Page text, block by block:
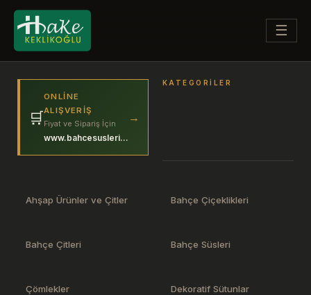
☰
🛒
ONLINE
ALIŞVERIŞ
Fiyat ve Sipariş İçin
www.bahcesuslerim.com
→
KATEGORILER
Ahşap Ürünler ve Çitler Bahçe Çiçeklikleri
Bahçe Çitleri Bahçe Süsleri
Çömlekler Dekoratif Sütunlar